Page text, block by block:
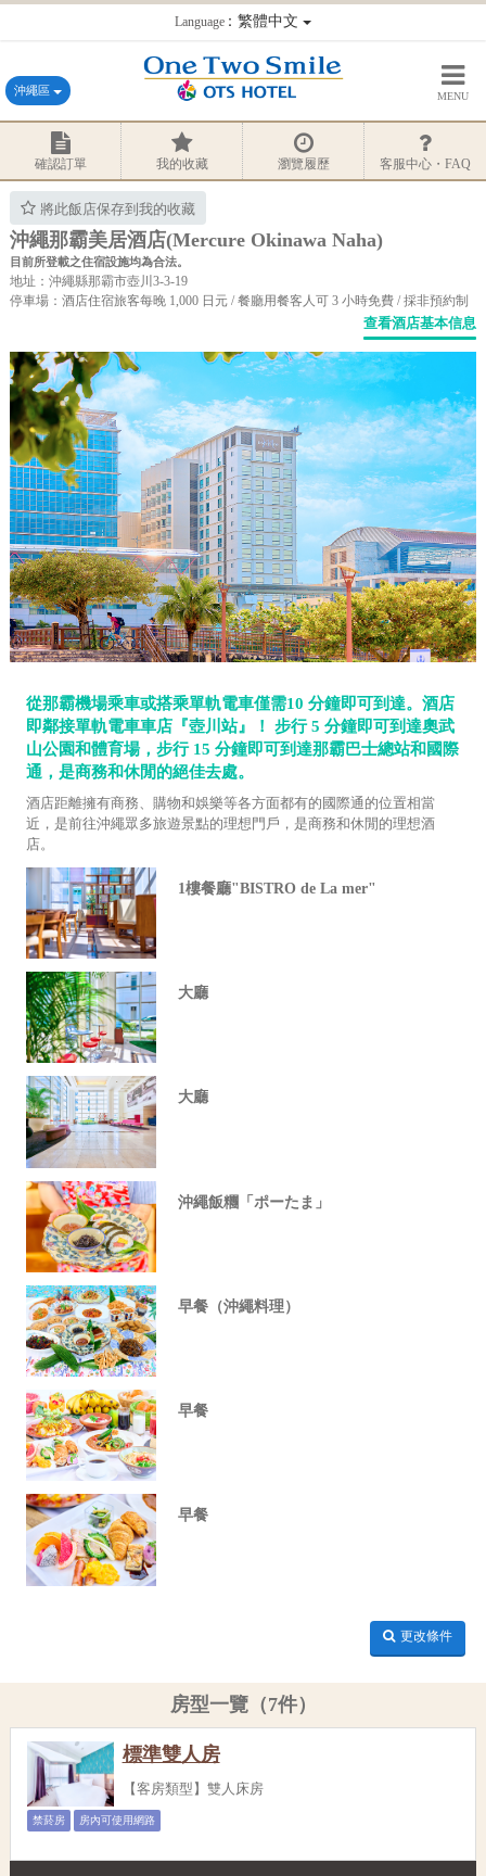
Language：繁體中文
沖繩區 MENU
確認訂單 我的收藏 瀏覽履歷 客服中心・FAQ
將此飯店保存到我的收藏
沖繩那霸美居酒店(Mercure Okinawa Naha)
目前所登載之住宿設施均為合法。
地址：沖繩縣那霸市壺川3-3-19
停車場：酒店住宿旅客每晚 1,000 日元 / 餐廳用餐客人可 3 小時免費 / 採非預約制
查看酒店基本信息
從那霸機場乘車或搭乘單軌電車僅需10 分鐘即可到達。酒店
即鄰接單軌電車車店『壺川站』！ 步行 5 分鐘即可到達奧武
山公園和體育場，步行 15 分鐘即可到達那霸巴士總站和國際
通，是商務和休閒的絕佳去處。
酒店距離擁有商務、購物和娛樂等各方面都有的國際通的位置相當
近，是前往沖繩眾多旅遊景點的理想門戶，是商務和休閒的理想酒
店。
1樓餐廳"BISTRO de La mer"
大廳
大廳
沖繩飯糰「ポーたま」
早餐（沖繩料理）
早餐
早餐
更改條件
房型一覽（7件）
標準雙人房
【客房類型】雙人床房
禁菸房 房內可使用網路